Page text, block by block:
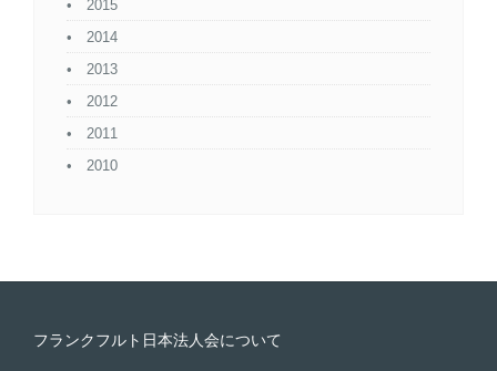
2015
2014
2013
2012
2011
2010
フランクフルト日本法人会について